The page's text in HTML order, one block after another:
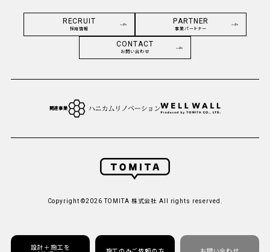
設計＋施工を
RECRUIT
採用情報
PARTNER
事業パートナー
CONTACT
お問い合わせ
関連事業
Copyright ©2026 TOMITA 株式会社 All rights reserved.